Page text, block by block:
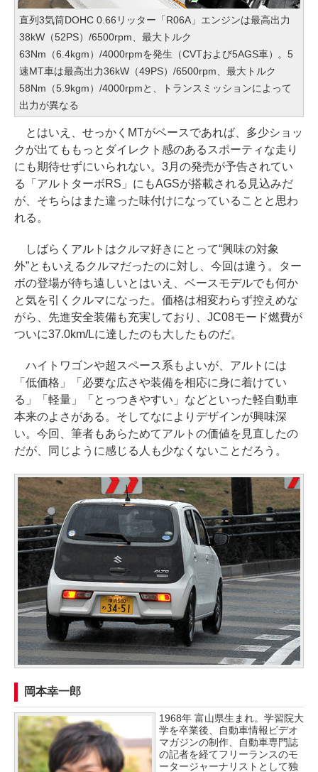
直列3気筒DOHC 0.66リッター「R06A」エンジンは最高出力
38kW（52PS）/6500rpm、最大トルク
63Nm（6.4kgm）/4000rpmを発生（CVTおよび5AGS車）。5
速MT車は最高出力36kW（49PS）/6500rpm、最大トルク
58Nm（5.9kgm）/4000rpmと、トランスミッションによって
出力が異なる
とはいえ、せっかくMTがベースであれば、多少ショッ
クが出てももっとダイレクト感のあるスポーティな走り
にも期待せずにいられない。3月の発売が予告されてい
る「アルトターボRS」にもAGSが搭載される見込みだ
が、そちらはまた違った味付けになっていることと思わ
れる。
しばらくアルトはクルマ好きにとって“興味の対象
外”ともいえるクルマだったのに対し、今回は違う。ター
ボの登場が待ち遠しいとはいえ、ベースモデルでも何か
と気を引くクルマになった。価格は相変わらず控えめな
がら、先進安全装備も充実しており、JC08モード燃費が
ついに37.0km/Lに達したのも大したものだ。
ハイトワゴンや超スペース系もよいが、アルトには
「低価格」「必要な広さや装備を相応に身に着けてい
る」「軽量」「とっつきやすい」などといった軽自動車
本来のよさがある。そしてなによりデザインが興味深
い。今回、筆者もあらためてアルトの価値を見直したの
だが、同じように感じる人も少なくないことだろう。
岡本幸一郎
1968年 富山県生まれ。学習院大
学を卒業後、自動車情報ビデオ
マガジンの制作、自動車専門誌
の記者を経てフリーランスのモ
ータージャーナリストとして独